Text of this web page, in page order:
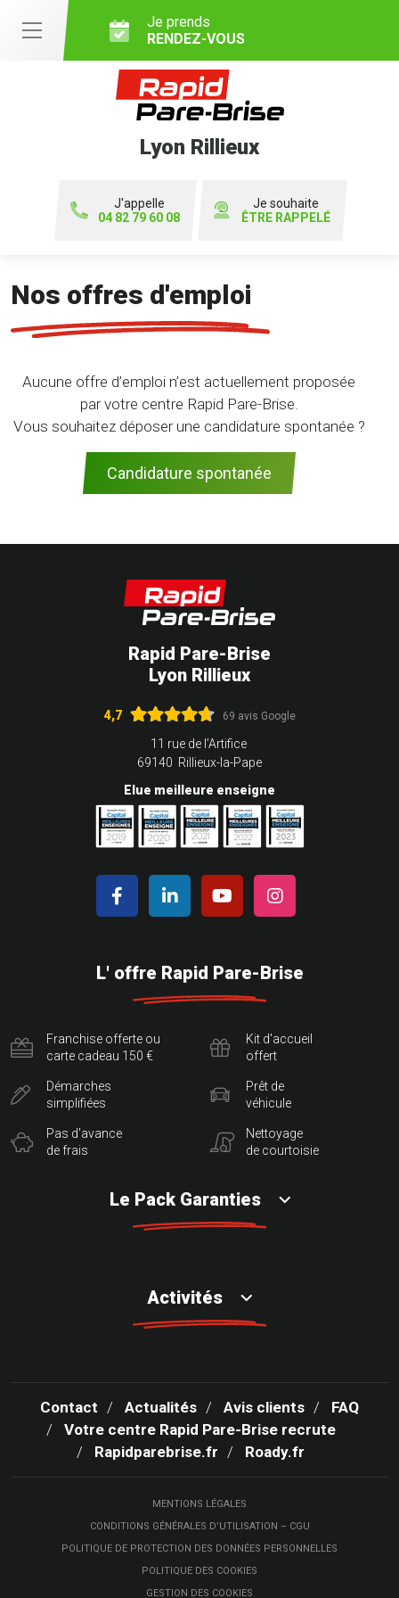
Je prends
RENDEZ-VOUS
Lyon Rillieux
J'appelle
04 82 79 60 08
Je souhaite
ÊTRE RAPPELÉ
Nos offres d'emploi
Aucune offre d’emploi n’est actuellement proposée
par votre centre Rapid Pare-Brise.
Vous souhaitez déposer une candidature spontanée ?
Candidature spontanée
Rapid Pare-Brise
Lyon Rillieux
4,7 69 avis Google
11 rue de l’Artifice
69140 Rillieux-la-Pape
Elue meilleure enseigne
L' offre Rapid Pare-Brise
Franchise offerte ou
carte cadeau 150 €
Démarches
simplifiées
Pas d'avance
de frais
Kit d'accueil
offert
Prêt de
véhicule
Nettoyage
de courtoisie
Le Pack Garanties
Activités
Contact Actualités Avis clients
FAQ
Votre centre Rapid Pare-Brise recrute
Rapidparebrise.fr
Roady.fr
MENTIONS LÉGALES
CONDITIONS GÉNÉRALES D’UTILISATION – CGU
POLITIQUE DE PROTECTION DES DONNÉES PERSONNELLES
POLITIQUE DES COOKIES
GESTION DES COOKIES